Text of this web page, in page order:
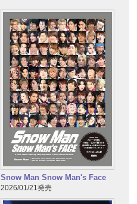
Snow Man Snow Man's Face
2026/01/21発売